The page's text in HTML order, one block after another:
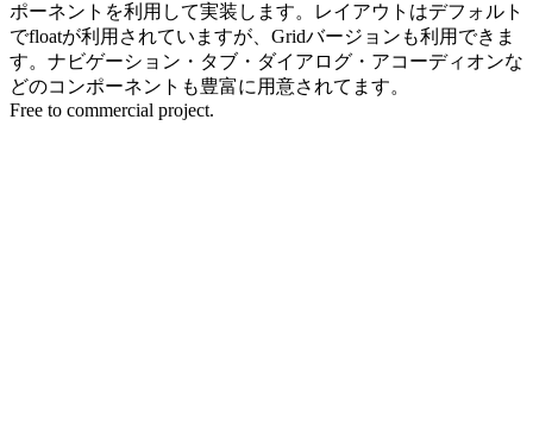
ポーネントを利用して実装します。レイアウトはデフォルト
でfloatが利用されていますが、Gridバージョンも利用できま
す。ナビゲーション・タブ・ダイアログ・アコーディオンな
どのコンポーネントも豊富に用意されてます。
Free to commercial project.